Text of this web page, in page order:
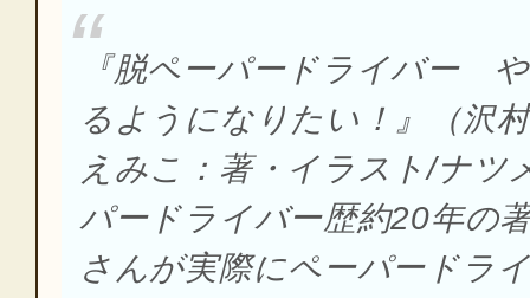
『脱ペーパードライバー
るようになりたい！』（沢
えみこ：著・イラスト/ナツ
パードライバー歴約20年の
さんが実際にペーパードラ